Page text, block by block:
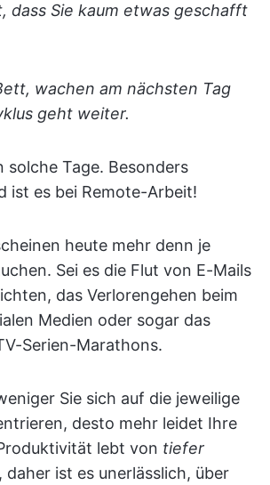
dass Sie kaum etwas geschafft
wachen am nächsten Tag
geht weiter.
solche Tage. Besonders
ist es bei Remote-Arbeit!
heute mehr denn je
Sei es die Flut von E-Mails
das Verlorengehen beim
Medien oder sogar das
Serien-Marathons.
Sie sich auf die jeweilige
desto mehr leidet Ihre
lebt von tiefer
, daher ist es unerlässlich, über